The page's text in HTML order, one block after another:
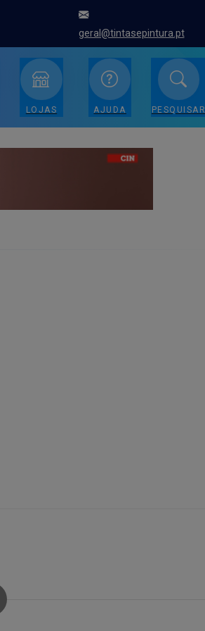
geral@tintasepintura.pt
LOJAS AJUDA PESQUISAR